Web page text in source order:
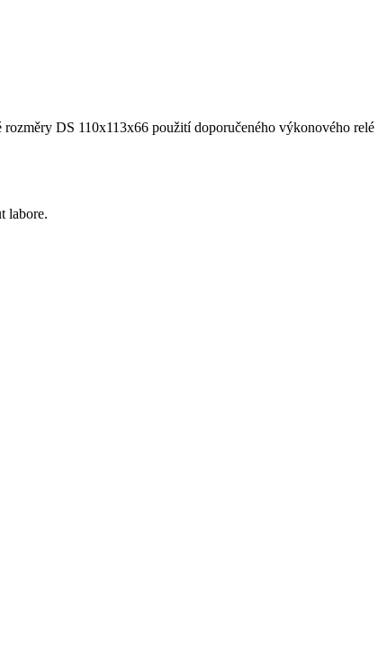
DS 110x113x66 použití doporučeného výkonového relé
labore.